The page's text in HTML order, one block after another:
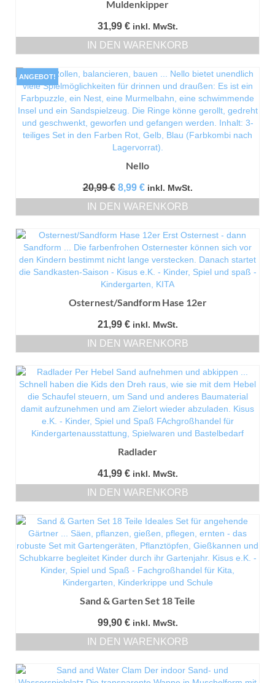
Muldenkipper
31,99 € inkl. MwSt.
IN DEN WARENKORB
ANGEBOT!
Nello
20,99€ Ursprünglicher
Preis
war:
8,99 €Aktueller
Preis
ist:
inkl. MwSt.
IN DEN WARENKORB
Osternest/Sandform Hase 12er
21,99 € inkl. MwSt.
IN DEN WARENKORB
Radlader
41,99 € inkl. MwSt.
IN DEN WARENKORB
Sand & Garten Set 18 Teile
99,90 € inkl. MwSt.
IN DEN WARENKORB